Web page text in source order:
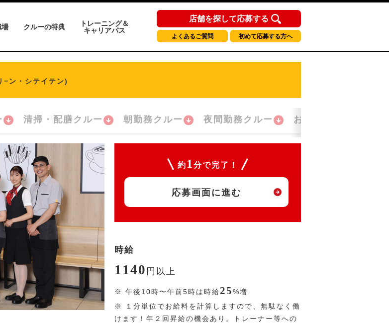
場 クルーの特典
トレーニング＆
キャリアパス
店舗を探して応募する
よくあるご質問 初めて応募する方へ
−ン・シテイテン)
清掃・配膳クルー 朝勤務クルー 夜間勤務クルー おかえり！クルー
約 1 分で完了！
応募画面に進む
時給
1140 円 以上
※ 午後10時〜午前5時は時給25%増
※
１分単位でお給料を計算しますので、無駄なく働
けます！年２回昇給の機会あり。トレーナー等への